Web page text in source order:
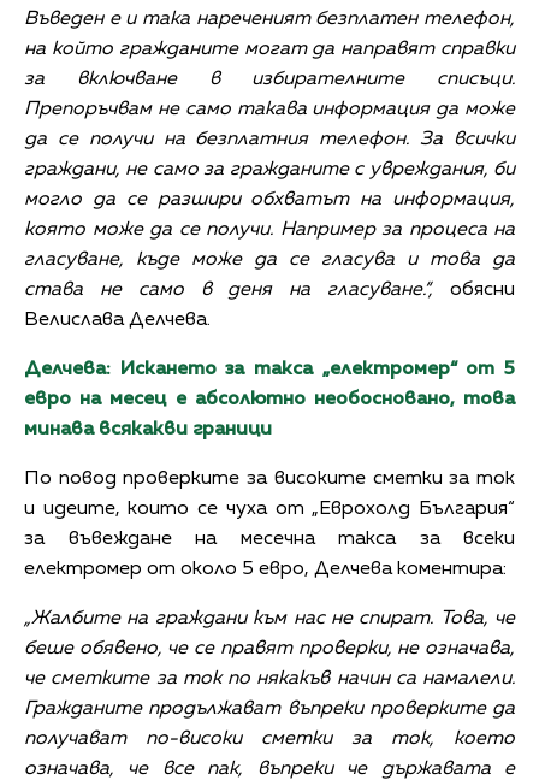
Въведен е и така нареченият безплатен телефон,
на който гражданите могат да направят справки
за включване в избирателните списъци.
Препоръчвам не само такава информация да може
да се получи на безплатния телефон. За всички
граждани, не само за гражданите с увреждания, би
могло да се разшири обхватът на информация,
която може да се получи. Например за процеса на
гласуване, къде може да се гласува и това да
става не само в деня на гласуване.“, обясни
Велислава Делчева.
Делчева: Искането за такса „електромер“ от 5
евро на месец е абсолютно необосновано, това
минава всякакви граници
По повод проверките за високите сметки за ток
и идеите, които се чуха от „Еврохолд България“
за въвеждане на месечна такса за всеки
електромер от около 5 евро, Делчева коментира:
„Жалбите на граждани към нас не спират. Това, че
беше обявено, че се правят проверки, не означава,
че сметките за ток по някакъв начин са намалели.
Гражданите продължават въпреки проверките да
получават по-високи сметки за ток, което
означава, че все пак, въпреки че държавата е